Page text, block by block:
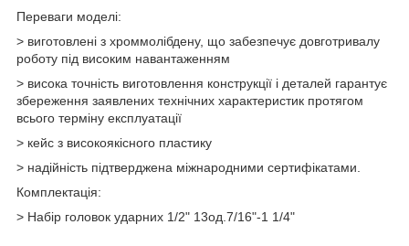
Переваги моделі:
> виготовлені з хроммолібдену, що забезпечує довготривалу
роботу під високим навантаженням
> висока точність виготовлення конструкції і деталей гарантує
збереження заявлених технічних характеристик протягом
всього терміну експлуатації
> кейс з високоякісного пластику
> надійність підтверджена міжнародними сертифікатами.
Комплектація:
> Набір головок ударних 1/2" 13од.7/16"-1 1/4"